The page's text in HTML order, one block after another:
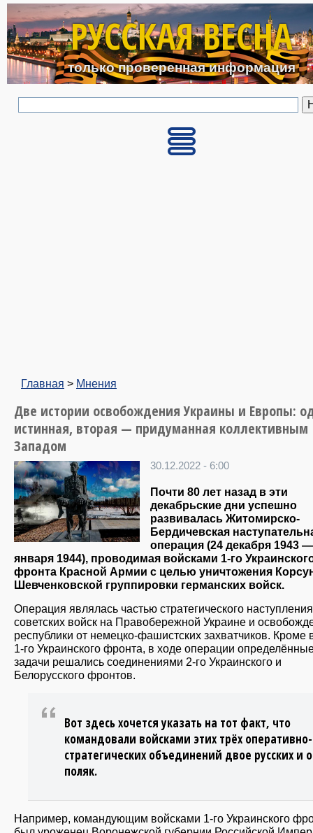
Перейти к основному
РУССКАЯ ВЕСНА
только проверенная информация
Главная > Мнения
Две истории освобождения Украины и Европы:
истинная, вторая — придуманная коллективным
Западом
30.12.2022 - 6:00
Почти 80 лет назад в эти
декабрьские дни успешно
развивалась Житомирско-
Бердичевская
операция (24 декабря 1943
января 1944), проводимая войсками 1-го
фронта Красной Армии с целью уничтожения
Шевченковской группировки германских войск.
Операция являлась частью стратегического наступления
советских войск на Правобережной Украине и
республики от немецко-фашистских захватчиков. Кроме
1-го Украинского фронта, в ходе операции
задачи решались соединениями 2-го Украинского и
Белорусского фронтов.
Вот здесь хочется указать на тот факт, что
командовали войсками этих трёх оперативно-
стратегических объединений двое русских и
поляк.
Например, командующим войсками 1-го Украинского